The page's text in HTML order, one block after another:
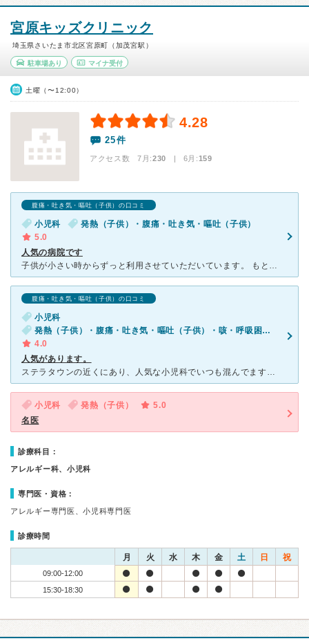
宮原キッズクリニック
埼玉県さいたま市北区宮原町（加茂宮駅）
駐車場あり マイナ受付
土曜（〜12:00）
4.28
25件
アクセス数 7月:230 | 6月:159
腹痛・吐き気・嘔吐（子供）の口コミ
小児科
発熱（子供）・腹痛・吐き気・嘔吐（子供）
5.0
人気の病院です
子供が小さい時からずっと利用させていただいています。 もともと便秘気味だったので月に2度ほど通院していたのですが、受付の方も看護師の方も子供のことを覚えてくださり気さくに話しかけてくれます。 先生
腹痛・吐き気・嘔吐（子供）の口コミ
小児科
発熱（子供）・腹痛・吐き気・嘔吐（子供）・咳・呼吸困難（子供）
4.0
人気があります。
ステラタウンの近くにあり、人気な小児科でいつも混んでます。 駐車場は病院前ら6台程度？しか停められませんが、第二、第三駐車場が近くにあります。 風邪、嘔吐、溶連菌等で通いましたが、 早口な男性の
小児科 発熱（子供）
5.0
名医
診療科目：
アレルギー科、小児科
専門医・資格：
アレルギー専門医、小児科専門医
診療時間
月 火 水 木 金 土 日 祝
09:00-12:00
15:30-18:30